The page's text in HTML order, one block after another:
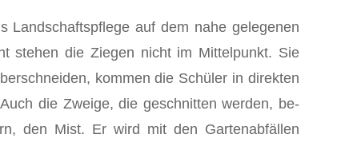
Landschaftspflege auf dem nahe gelegenen
stehen die Ziegen nicht im Mittelpunkt. Sie
kommen die Schüler in direkten
die Zweige, die geschnitten werden, be­
den Mist. Er wird mit den Garten­abfällen